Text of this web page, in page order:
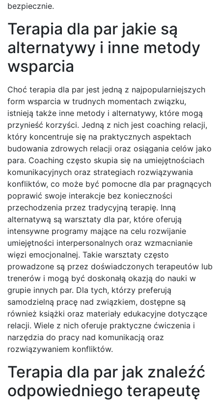
bezpiecznie.
Terapia dla par jakie są
alternatywy i inne metody
wsparcia
Choć terapia dla par jest jedną z najpopularniejszych
form wsparcia w trudnych momentach związku,
istnieją także inne metody i alternatywy, które mogą
przynieść korzyści. Jedną z nich jest coaching relacji,
który koncentruje się na praktycznych aspektach
budowania zdrowych relacji oraz osiągania celów jako
para. Coaching często skupia się na umiejętnościach
komunikacyjnych oraz strategiach rozwiązywania
konfliktów, co może być pomocne dla par pragnących
poprawić swoje interakcje bez konieczności
przechodzenia przez tradycyjną terapię. Inną
alternatywą są warsztaty dla par, które oferują
intensywne programy mające na celu rozwijanie
umiejętności interpersonalnych oraz wzmacnianie
więzi emocjonalnej. Takie warsztaty często
prowadzone są przez doświadczonych terapeutów lub
trenerów i mogą być doskonałą okazją do nauki w
grupie innych par. Dla tych, którzy preferują
samodzielną pracę nad związkiem, dostępne są
również książki oraz materiały edukacyjne dotyczące
relacji. Wiele z nich oferuje praktyczne ćwiczenia i
narzędzia do pracy nad komunikacją oraz
rozwiązywaniem konfliktów.
Terapia dla par jak znaleźć
odpowiedniego terapeutę